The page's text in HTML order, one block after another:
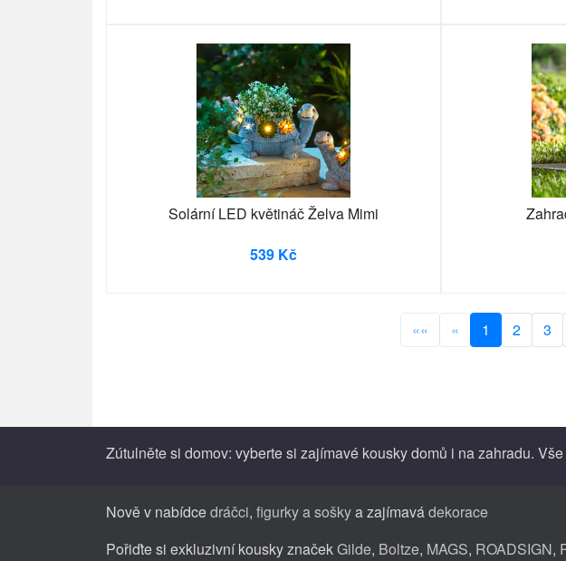
Solární LED květináč Želva Mimi
539 Kč
«« « 1 2 3
Zútulněte si domov: vyberte si zajímavé kousky domů i na zahradu.
Nově v nabídcedráčci, figurky a soškya zajímavádekorace
Pořiďte si exkluzivní kousky značekGilde, Boltze, MAGS, ROADSIGN,